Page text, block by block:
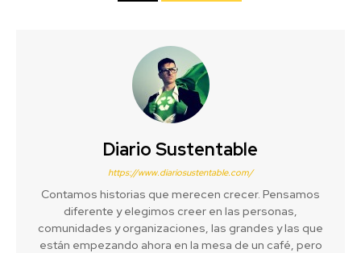
Diario Sustentable
https://www.diariosustentable.com/
Contamos historias que merecen crecer. Pensamos
diferente y elegimos creer en las personas,
comunidades y organizaciones, las grandes y las que
están empezando ahora en la mesa de un café, pero